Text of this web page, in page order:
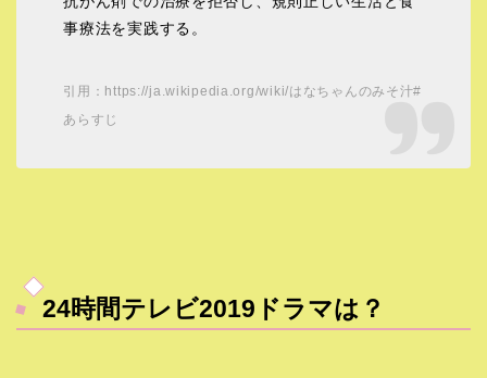
事療法を実践する。
引用：https://ja.wikipedia.org/wiki/はなちゃんのみそ汁#
あらすじ
24時間テレビ2019ドラマは？